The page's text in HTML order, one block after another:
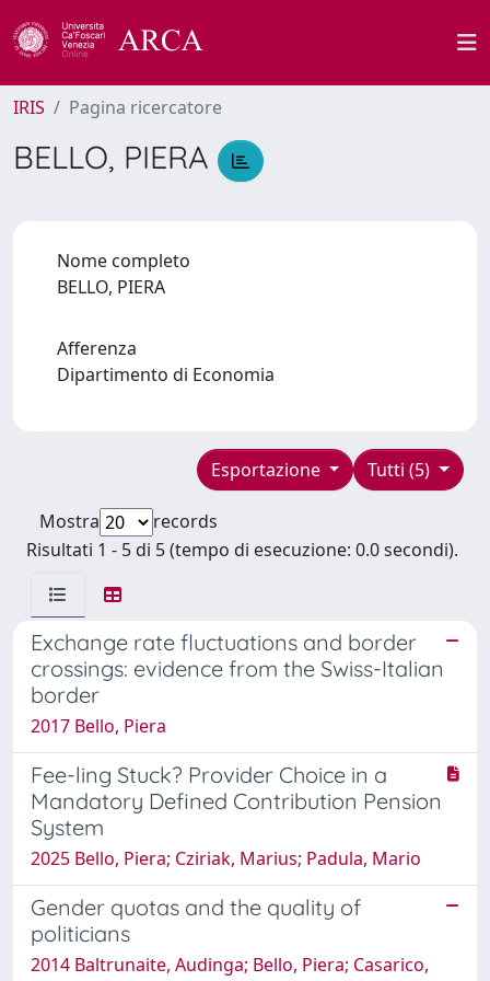
IRIS Pagina ricercatore
BELLO, PIERA
Nome completo
BELLO, PIERA
Afferenza
Dipartimento di Economia
Tutti (5)
Esportazione
Mostra
records
Risultati 1 - 5 di 5 (tempo di esecuzione: 0.0 secondi).
Exchange rate fluctuations and border
crossings: evidence from the Swiss-Italian
border
2017 Bello, Piera
Fee-ling Stuck? Provider Choice in a
Mandatory Defined Contribution Pension
System
2025 Bello, Piera; Cziriak, Marius; Padula, Mario
Gender quotas and the quality of
politicians
2014 Baltrunaite, Audinga; Bello, Piera; Casarico,